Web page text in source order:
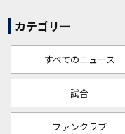
カテゴリー
すべてのニュース
試合
ファンクラブ